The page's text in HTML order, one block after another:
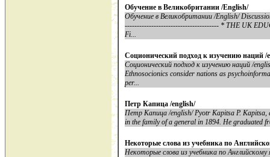
Обучение в Великобритании /English/
Обучение в Великобритании /English/
--------------------------------------- * THE UK
Fi...
Соционический подход к изучению наций /
Соционический подход к изучению наций /
Ethnosocionics consider nations as
per...
Петр Капица /english/
Петр Капица /english/ Pyotr Kapitsa P. Kapitsa,
in the family of a general in 1894. He graduated
Некоторые слова из учебника по
Некоторые слова из учебника по